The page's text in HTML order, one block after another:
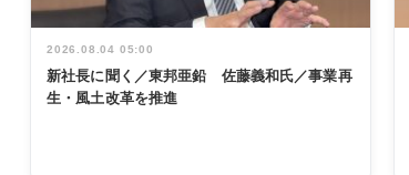
2026.08.04 05:00
新社長に聞く／東邦亜鉛 佐藤義和氏／事業再
生・風土改革を推進